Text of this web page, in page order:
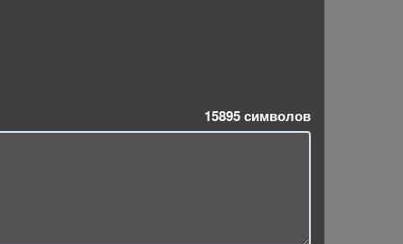
15895символов